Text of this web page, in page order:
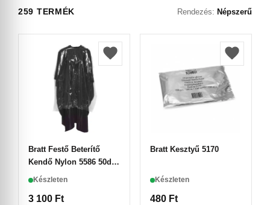
259 TERMÉK Rendezés: Népszerű
Bratt Festő Beterítő
Kendő Nylon 5586 50db-
Készleten
3 100 Ft
Bratt Kesztyű 5170
Készleten
480 Ft